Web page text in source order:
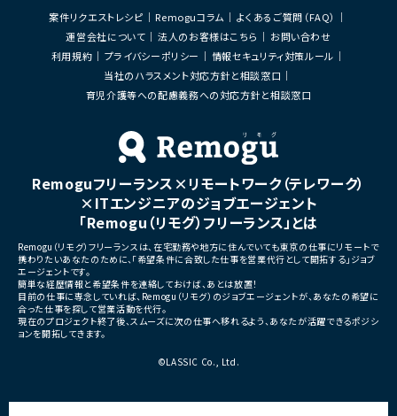
・詳細設計書、テスト仕様書等のドキュメント
・成果物レビューおよび品質管理
・開発メンバーへの技術支援、進捗管理
・少人数体制でのプロジェクト推進
プロジェクト拡大に伴う増員募集
・要件整理および要件定義支
・バックエンドシステムの設計
・コードレビューの実施
・リリース対応および品質向
・技術課題に対する検討、提
・ステークホルダーとの調整
ケーション
・サービスの継続的な機能拡
募集
■担当工程
・要件定義
・基本設計
・詳細設計
・テスト
・リリース対応
■その他補足
・全体約100名規模の大型プ
案件リクエストレシピ Remoguコラム
よくあるご質問（FAQ）
運営会社について
法人のお客様はこちら
お問い合わせ
利用規約
プライバシーポリシー
情報セキュリティ対策ルール
当社のハラスメント対応方針と相談窓口
育児介護等への配慮義務への対応方針と相談窓口
Remoguフリーランス×リモートワーク（テレワーク）
×ITエンジニアのジョブエージェント
「Remogu（リモグ）フリーランス」とは
Remogu（リモグ）フリーランスは、在宅勤務や地方に住んでいても東京の仕事にリモートで
携わりたいあなたのために、「希望条件に合致した仕事を営業代行として開拓する」ジョブ
エージェントです。
簡単な経歴情報と希望条件を連絡しておけば、あとは放置！
目前の仕事に専念していれば、Remogu（リモグ）のジョブエージェントが、あなたの希望に
合った仕事を探して営業活動を代行。
現在のプロジェクト終了後、スムーズに次の仕事へ移れるよう、あなたが活躍できるポジシ
ョンを開拓してきます。
©LASSIC Co., Ltd.